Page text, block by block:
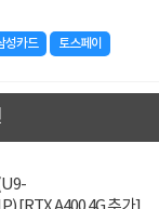
성카드 토스페이